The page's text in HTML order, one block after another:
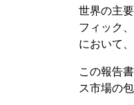
世界の主
フィック
において
この報告
ス市場の